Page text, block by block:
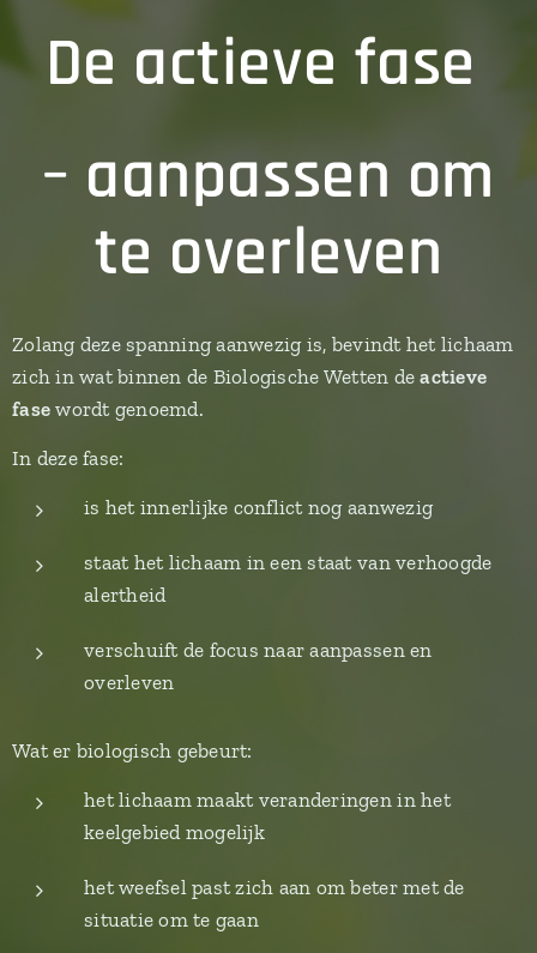
De actieve fase
– aanpassen om
te overleven
Zolang deze spanning aanwezig is, bevindt het lichaam
zich in wat binnen de Biologische Wetten deactieve
fase wordt genoemd.
In deze fase:
is het innerlijke conflict nog aanwezig
staat het lichaam in een staat van verhoogde
alertheid
verschuift de focus naar aanpassen en
overleven
Wat er biologisch gebeurt:
het lichaam maakt veranderingen in het
keelgebied mogelijk
het weefsel past zich aan om beter met de
situatie om te gaan